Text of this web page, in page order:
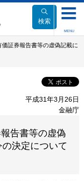
検索
MENU
証券報告書等の虚偽記載に
平成31年3月26日
金融庁
告書等の虚偽
決定について